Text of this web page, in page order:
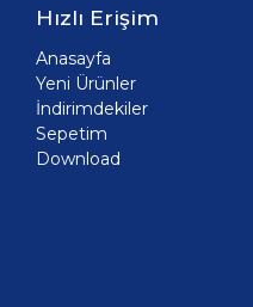
Hızlı Erişim
Anasayfa
Yeni Ürünler
İndirimdekiler
Sepetim
Download